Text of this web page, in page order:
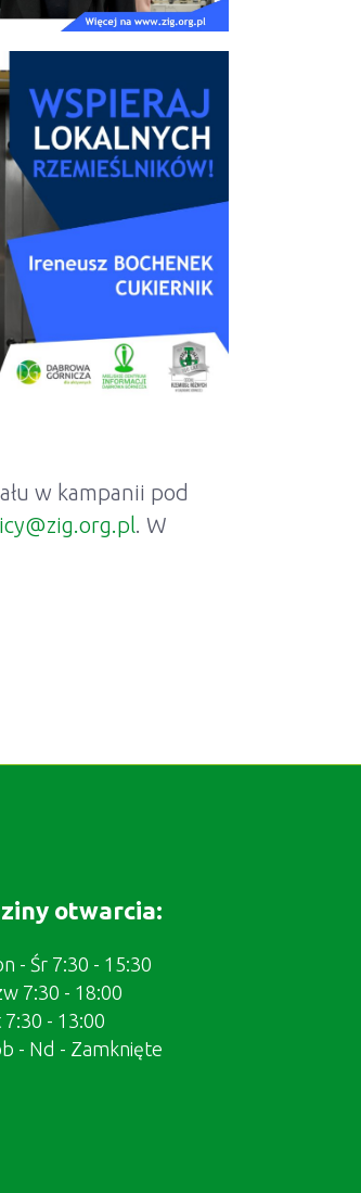
w kampanii pod
. W
otwarcia:
- Śr 7:30 - 15:30
7:30 - 18:00
7:30 - 13:00
- Nd - Zamknięte